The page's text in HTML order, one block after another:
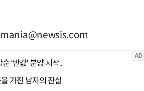
mania@newsis.com